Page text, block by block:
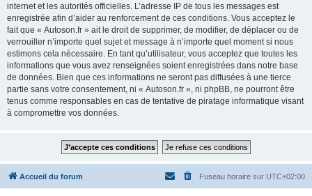
internet et les autorités officielles. L’adresse IP de tous les messages est
enregistrée afin d’aider au renforcement de ces conditions. Vous acceptez le
fait que « Autoson.fr » ait le droit de supprimer, de modifier, de déplacer ou de
verrouiller n’importe quel sujet et message à n’importe quel moment si nous
estimons cela nécessaire. En tant qu’utilisateur, vous acceptez que toutes les
informations que vous avez renseignées soient enregistrées dans notre base
de données. Bien que ces informations ne seront pas diffusées à une tierce
partie sans votre consentement, ni « Autoson.fr », ni phpBB, ne pourront être
tenus comme responsables en cas de tentative de piratage informatique visant
à compromettre vos données.
Accueil du forum Fuseau horaire sur UTC+02:00